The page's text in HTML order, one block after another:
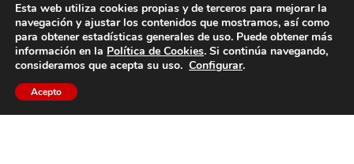
Esta web utiliza cookies propias y de terceros para mejorar la
navegación y ajustar los contenidos que mostramos, así como
para obtener estadísticas generales de uso. Puede obtener más
información en la Política de Cookies. Si continúa navegando,
consideramos que acepta su uso. Configurar.
Acepto